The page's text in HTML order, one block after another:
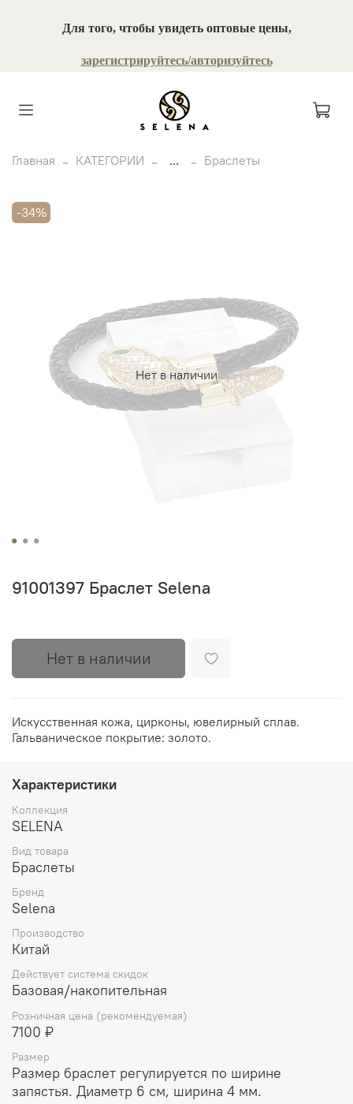
Для того, чтобы увидеть оптовые цены,
зарегистрируйтесь/авторизуйтесь
Главная КАТЕГОРИИ ... Браслеты
Нет в наличии
-34%
91001397 Браслет Selena
Нет в наличии
Искусственная кожа, цирконы, ювелирный сплав.
Гальваническое покрытие: золото.
Характеристики
Коллекция
SELENA
Вид товара
Браслеты
Бренд
Selena
Производство
Китай
Действует система скидок
Базовая/накопительная
Розничная цена (рекомендуемая)
7100 ₽
Размер
Размер браслет регулируется по ширине
запястья. Диаметр 6 см, ширина 4 мм.